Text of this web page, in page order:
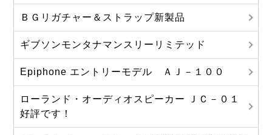
ＢＧリガチャー＆ストラップ新製品
ギブソンモンタナマンスリーリミテッド
Epiphone エントリーモデル ＡＪ－１００
ローランド・オーディオスピーカー ＪＣ－０１
好評です！